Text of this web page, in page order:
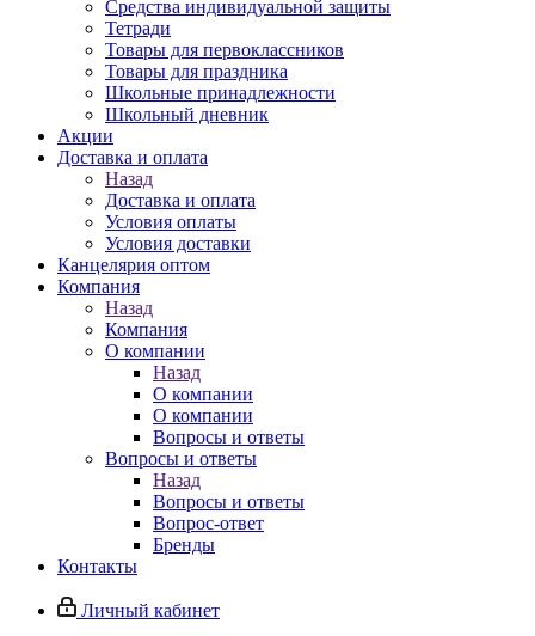
Средства индивидуальной защиты
Тетради
Товары для первоклассников
Товары для праздника
Школьные принадлежности
Школьный дневник
Акции
Доставка и оплата
Назад
Доставка и оплата
Условия оплаты
Условия доставки
Канцелярия оптом
Компания
Назад
Компания
О компании
Назад
О компании
О компании
Вопросы и ответы
Вопросы и ответы
Назад
Вопросы и ответы
Вопрос-ответ
Бренды
Контакты
Личный кабинет